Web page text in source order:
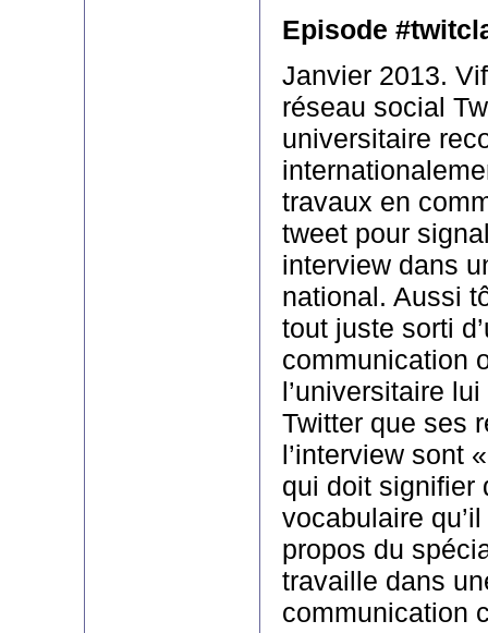
Episode
Janvier 2013.
réseau social
universitaire
travaux en
tweet pour
interview dans
national. Aussi
tout juste sorti
communication
l’universitaire
Twitter que ses
l’interview sont
qui doit signifier
vocabulaire
propos du
travaille dans
communication